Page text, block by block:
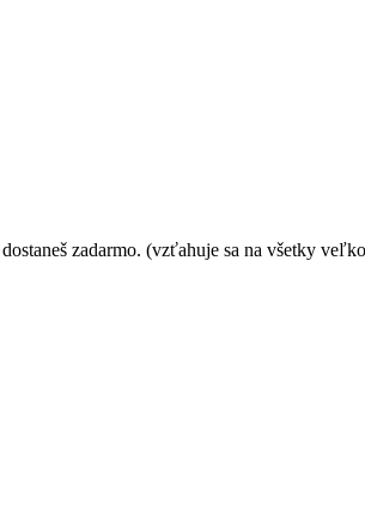
zadarmo. (vzťahuje sa na všetky